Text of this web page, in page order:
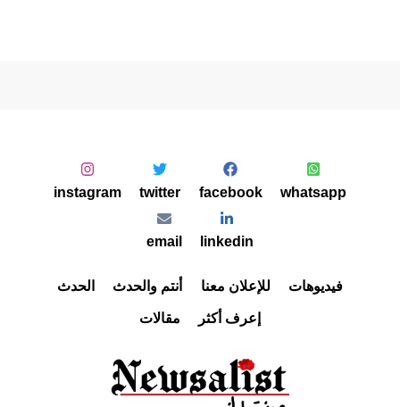
فيديوهات للإعلان معنا أنتم والحدث
الحدث
إعرف أكثر
مقالات
whatsapp
facebook
twitter
instagram
linkedin
email